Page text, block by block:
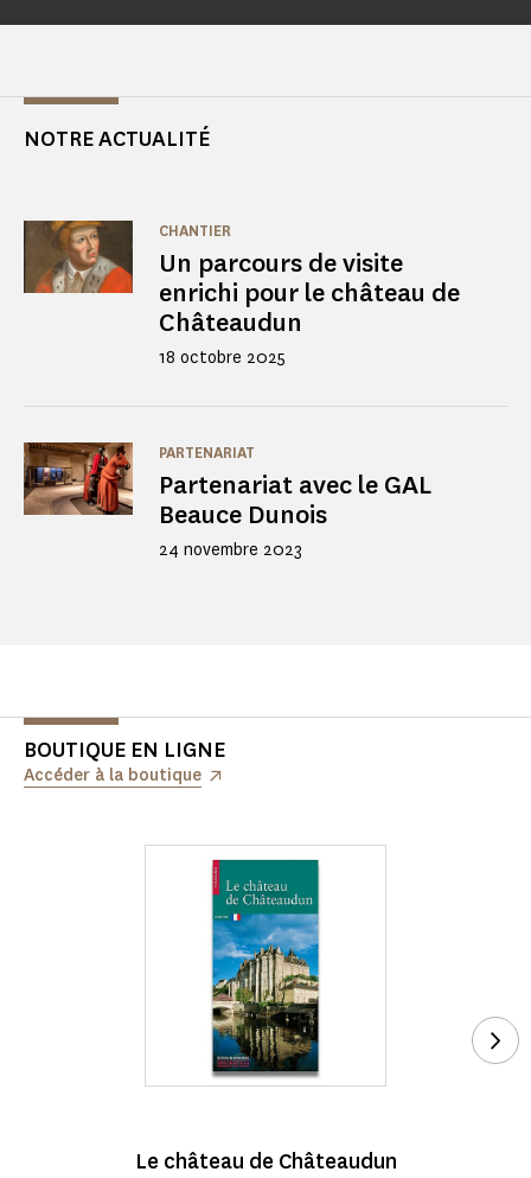
NOTRE ACTUALITÉ
Un parcours de visite
enrichi pour le château de
Châteaudun
CHANTIER
18 octobre 2025
Partenariat avec le GAL
Beauce Dunois
PARTENARIAT
24 novembre 2023
BOUTIQUE EN LIGNE
Accéder à la boutique
Le château de Châteaudun